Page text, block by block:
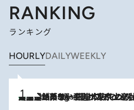
RANKING
ランキング
HOURLYDAILYWEEKLY
4 Hours Ago
【間違いのない王道・東京土産】資生堂パーラー 銀座本店でのみ出会える銘菓5選《極上プディング・濃厚チーズケーキ・ボンボンショコラほか》